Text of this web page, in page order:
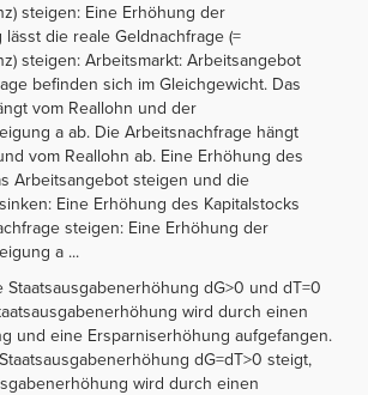
steigen: Eine Erhöhung der
die reale Geldnachfrage (=
steigen: Arbeitsmarkt: Arbeitsangebot
befinden sich im Gleichgewicht. Das
vom Reallohn und der
a ab. Die Arbeitsnachfrage hängt
vom Reallohn ab. Eine Erhöhung des
Arbeitsangebot steigen und die
Eine Erhöhung des Kapitalstocks
steigen: Eine Erhöhung der
a ...
Staatsausgabenerhöhung dG>0 und dT=0
wird durch einen
und eine Ersparniserhöhung aufgefangen.
dG=dT>0 steigt,
wird durch einen